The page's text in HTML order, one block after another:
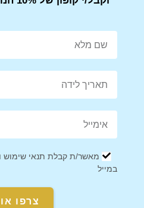
Tweet This Product
Pin This Product
מאשר/ת קבלת תנאי שימוש
במייל
צרפו